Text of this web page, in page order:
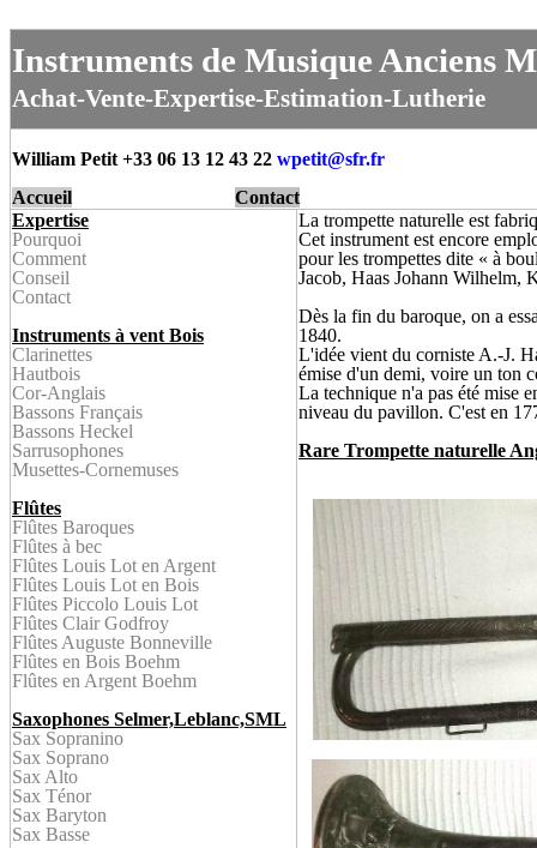
Instruments de Musique Anciens
Achat-Vente-Expertise-Estimation-Lutherie
William Petit +33 06 13 12 43 22 wpetit@sfr.fr
Accueil
Contact
Expertise
Pourquoi
Comment
Conseil
Contact
Instruments à vent Bois
Clarinettes
Hautbois
Cor-Anglais
Bassons Français
Bassons Heckel
Sarrusophones
Musettes-Cornemuses
Flûtes
Flûtes Baroques
Flûtes à bec
Flûtes Louis Lot en Argent
Flûtes Louis Lot en Bois
Flûtes Piccolo Louis Lot
Flûtes Clair Godfroy
Flûtes Auguste Bonneville
Flûtes en Bois Boehm
Flûtes en Argent Boehm
Saxophones Selmer,Leblanc,SML
Sax Sopranino
Sax Soprano
Sax Alto
Sax Ténor
Sax Baryton
Sax Basse
La trompette naturelle est
Cet instrument est encore
pour les trompettes dite « à
Jacob, Haas Johann Wilhelm,
Dès la fin du baroque, on a
1840.
L'idée vient du corniste A.-J.
émise d'un demi, voire un ton
La technique n'a pas été mise
niveau du pavillon. C'est en
Rare Trompette naturelle